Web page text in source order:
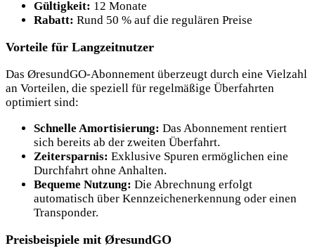
Gültigkeit: 12 Monate
Rabatt: Rund 50 % auf die regulären Preise
Vorteile für Langzeitnutzer
Das ØresundGO-Abonnement überzeugt durch eine Vielzahl
an Vorteilen, die speziell für regelmäßige Überfahrten
optimiert sind:
Schnelle Amortisierung: Das Abonnement rentiert
sich bereits ab der zweiten Überfahrt.
Zeitersparnis: Exklusive Spuren ermöglichen eine
Durchfahrt ohne Anhalten.
Bequeme Nutzung: Die Abrechnung erfolgt
automatisch über Kennzeichenerkennung oder einen
Transponder.
Preisbeispiele mit ØresundGO